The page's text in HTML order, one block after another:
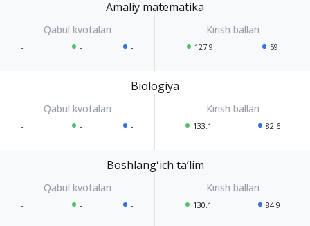
Amaliy matematika
- - - 127.9 59
Biologiya
- - - 133.1 82.6
Boshlangʻich taʼlim
- - - 130.1 84.9